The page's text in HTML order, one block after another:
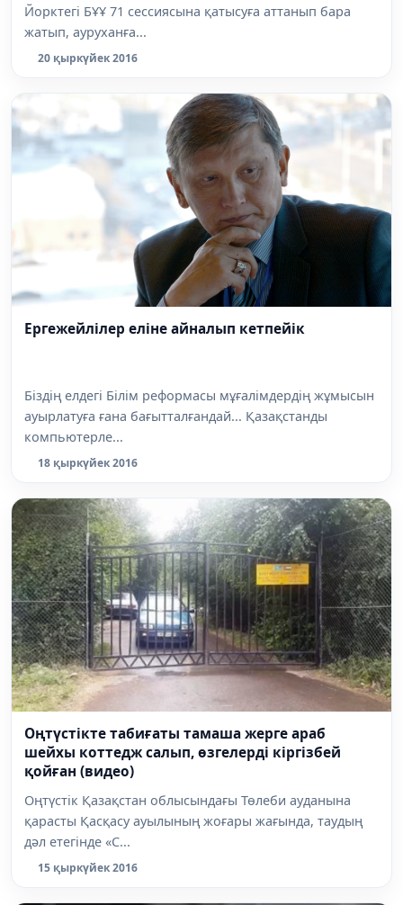
Йорктегі БҰҰ 71 сессиясына қатысуға аттанып бара
жатып, ауруханға...
20 қыркүйек 2016
Ергежейлілер еліне айналып кетпейік
Біздің елдегі Білім реформасы мұғалімдердің жұмысын
ауырлатуға ғана бағытталғандай... Қазақстанды
компьютерле...
18 қыркүйек 2016
Оңтүстікте табиғаты тамаша жерге араб
шейхы коттедж салып, өзгелерді кіргізбей
қойған (видео)
Оңтүстік Қазақстан облысындағы Төлеби ауданына
қарасты Қасқасу ауылының жоғары жағында, таудың
дәл етегінде «С...
15 қыркүйек 2016